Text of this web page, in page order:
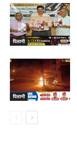
पिलानी
पिलानी